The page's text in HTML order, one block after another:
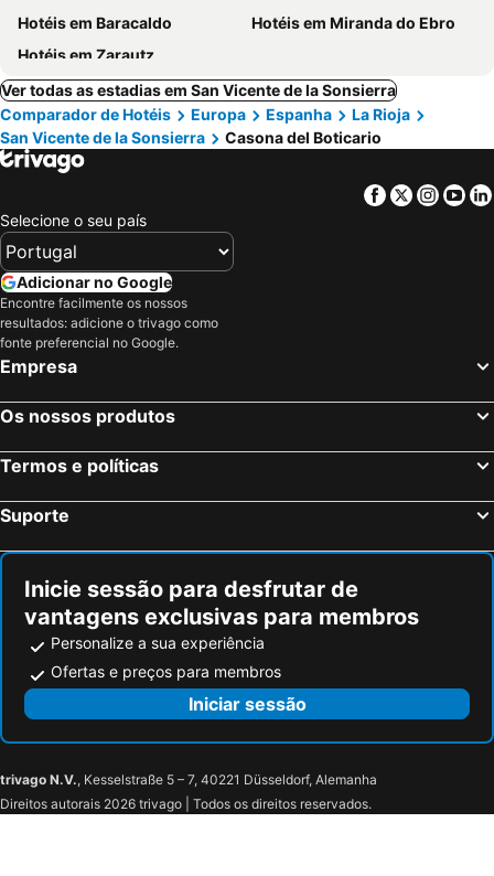
Hotéis em Baracaldo
Hotéis em Miranda do Ebro
Hotéis em Zarautz
Ver todas as estadias em San Vicente de la Sonsierra
Comparador de Hotéis
Europa Espanha
La Rioja
San Vicente de la Sonsierra
Casona del Boticario
Facebook
Twitter
Selecione o seu país
Adicionar no Google
Encontre facilmente os nossos
resultados: adicione o trivago como
fonte preferencial no Google.
Empresa
Os nossos produtos
Termos e políticas
Suporte
Inicie sessão para desfrutar de
vantagens exclusivas para membros
Personalize a sua experiência
Ofertas e preços para membros
Iniciar sessão
trivago N.V., Kesselstraße 5 – 7, 40221 Düsseldorf, Alemanha
Direitos autorais 2026 trivago | Todos os direitos reservados.